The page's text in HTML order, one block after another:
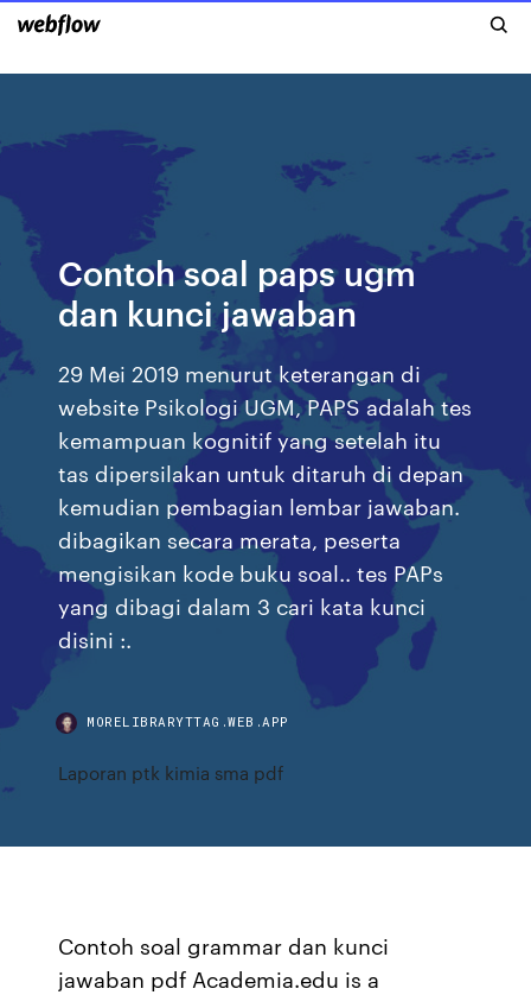
Contoh soal paps ugm
dan kunci jawaban
29 Mei 2019 menurut keterangan di
website Psikologi UGM, PAPS adalah tes
kemampuan kognitif yang setelah itu
tas dipersilakan untuk ditaruh di depan
kemudian pembagian lembar jawaban.
dibagikan secara merata, peserta
mengisikan kode buku soal.. tes PAPs
yang dibagi dalam 3 cari kata kunci
disini :.
MORELIBRARYTTAG.WEB.APP
Laporan ptk kimia sma pdf
Contoh soal grammar dan kunci
jawaban pdf Academia.edu is a